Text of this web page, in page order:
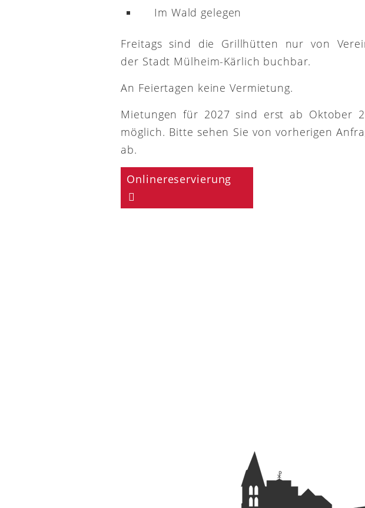
Im Wald gelegen
Freitags sind die Grillhütten nur von
der Stadt Mülheim-Kärlich buchbar.
An Feiertagen keine Vermietung.
Mietungen für 2027 sind erst ab Oktober
möglich. Bitte sehen Sie von vorherigen
ab.
Onlinereservierung